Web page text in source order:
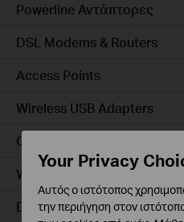
Powerline Αντάπτορες
DSL Modems & Routers
Access Points
Wireless USB Adapters
Ceiling Mount
Wall Plate
Desktop
Your Privacy
Αυτός ο ιστότοπος
την περιήγηση στον